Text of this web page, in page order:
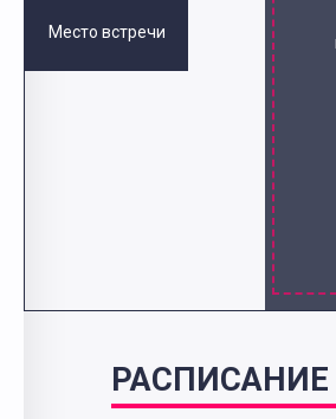
Место встречи
РАСПИСАНИЕ